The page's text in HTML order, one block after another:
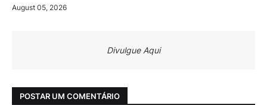
August 05, 2026
Divulgue Aqui
POSTAR UM COMENTÁRIO